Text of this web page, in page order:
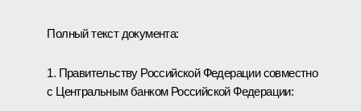
Полный текст документа:
1. Правительству Российской Федерации совместно
с Центральным банком Российской Федерации: